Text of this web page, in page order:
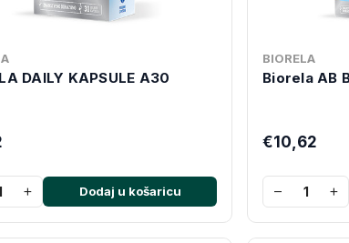
DAILY KAPSULE A30
+ Dodaj u košaricu
BIORELA
Biorela AB
€10,62
− +